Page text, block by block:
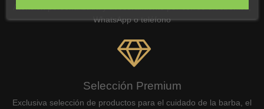
WhatsApp o teléfono
Selección Premium
Exclusiva selección de productos para el cuidado de la barba, el